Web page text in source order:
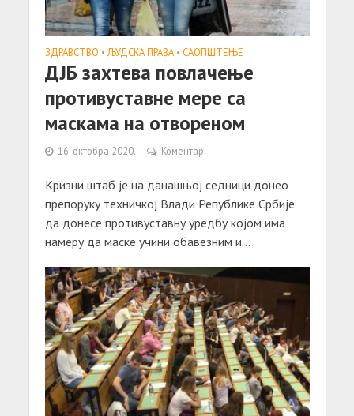
ЗДРАВСТВО • ЉУДСКА ПРАВА • САОПШТЕЊE
ДЈБ захтева повлачење
противуставне мере са
маскама на отвореном
16. октобра 2020. Коментар
Кризни штаб je на данашњој седници донео
препоруку техничкој Влади Републике Србије
да донесе противуставну уредбу којом има
намеру да маске учини обавезним и...